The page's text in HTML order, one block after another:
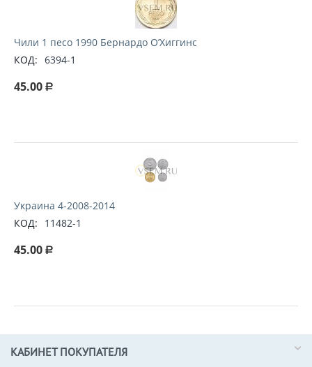
Чили 1 песо 1990 Бернардо О’Хиггинс
КОД: 6394-1
45.00 Р
Украина 4-2008-2014
КОД:
11482-1
45.00 Р
КАБИНЕТ ПОКУПАТЕЛЯ